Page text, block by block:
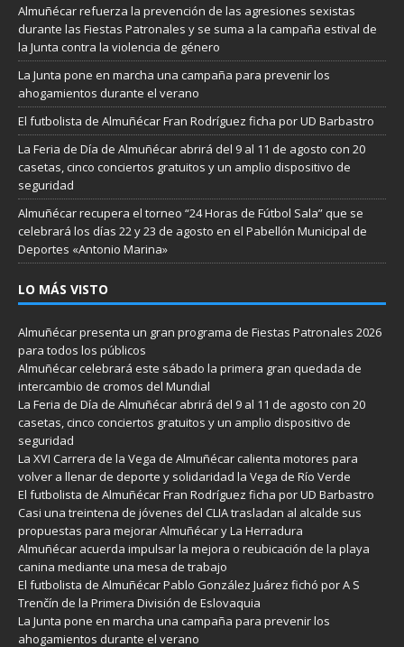
Almuñécar refuerza la prevención de las agresiones sexistas
durante las Fiestas Patronales y se suma a la campaña estival de
la Junta contra la violencia de género
La Junta pone en marcha una campaña para prevenir los
ahogamientos durante el verano
El futbolista de Almuñécar Fran Rodríguez ficha por UD Barbastro
La Feria de Día de Almuñécar abrirá del 9 al 11 de agosto con 20
casetas, cinco conciertos gratuitos y un amplio dispositivo de
seguridad
Almuñécar recupera el torneo “24 Horas de Fútbol Sala” que se
celebrará los días 22 y 23 de agosto en el Pabellón Municipal de
Deportes «Antonio Marina»
LO MÁS VISTO
Almuñécar presenta un gran programa de Fiestas Patronales 2026
para todos los públicos
Almuñécar celebrará este sábado la primera gran quedada de
intercambio de cromos del Mundial
La Feria de Día de Almuñécar abrirá del 9 al 11 de agosto con 20
casetas, cinco conciertos gratuitos y un amplio dispositivo de
seguridad
La XVI Carrera de la Vega de Almuñécar calienta motores para
volver a llenar de deporte y solidaridad la Vega de Río Verde
El futbolista de Almuñécar Fran Rodríguez ficha por UD Barbastro
Casi una treintena de jóvenes del CLIA trasladan al alcalde sus
propuestas para mejorar Almuñécar y La Herradura
Almuñécar acuerda impulsar la mejora o reubicación de la playa
canina mediante una mesa de trabajo
El futbolista de Almuñécar Pablo González Juárez fichó por A S
Trenčín de la Primera División de Eslovaquia
La Junta pone en marcha una campaña para prevenir los
ahogamientos durante el verano